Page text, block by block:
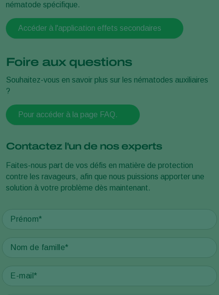
nématode spécifique.
Accéder à l'application effets secondaires
Foire aux questions
Souhaitez-vous en savoir plus sur les nématodes auxiliaires
?
Pour accéder à la page FAQ.
Contactez l'un de nos experts
Faites-nous part de vos défis en matière de protection
contre les ravageurs, afin que nous puissions apporter une
solution à votre problème dès maintenant.